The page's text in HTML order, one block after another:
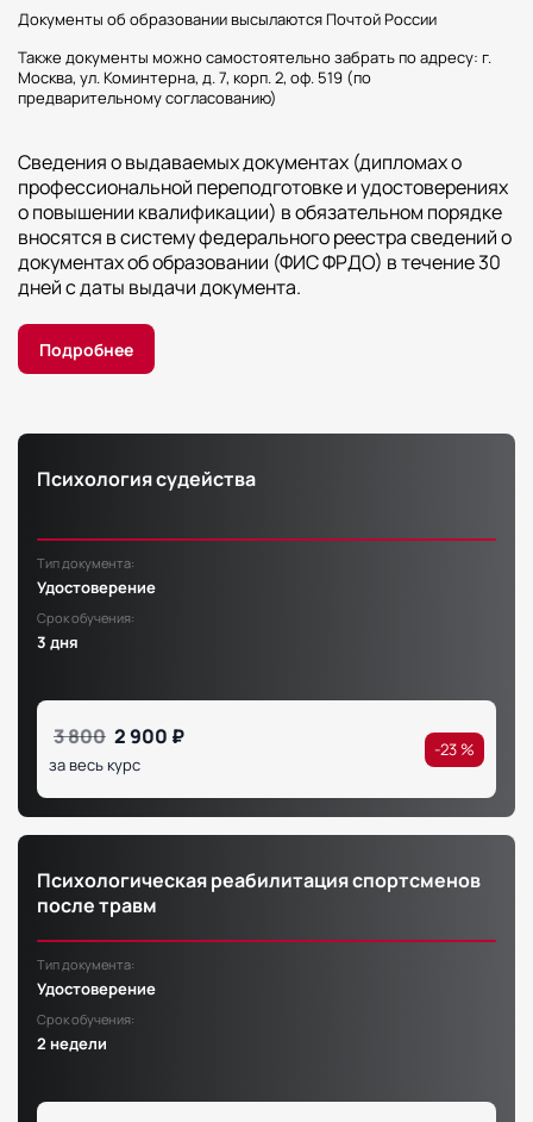
Документы об образовании высылаются Почтой России
Также документы можно самостоятельно забрать по адресу: г.
Москва, ул. Коминтерна, д. 7, корп. 2, оф. 519 (по
предварительному согласованию)
Сведения о выдаваемых документах (дипломах о
профессиональной переподготовке и удостоверениях
о повышении квалификации) в обязательном порядке
вносятся в систему федерального реестра сведений о
документах об образовании (ФИС ФРДО) в течение 30
дней с даты выдачи документа.
Подробнее
Психология судейства
Тип документа:
Удостоверение
Срок обучения:
3 дня
3 800 2 900 ₽
за весь курс
-23 %
Психологическая реабилитация спортсменов
после травм
Тип документа:
Удостоверение
Срок обучения:
2 недели